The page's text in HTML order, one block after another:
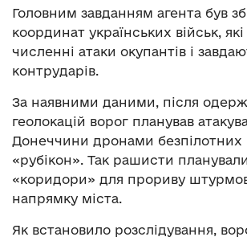
Головним завданням агента був
координат українських військ,
численні атаки окупантів і
контрударів.
За наявними даними, після
геолокацій ворог планував
Донеччини дронами безпілотних
«рубікон». Так рашисти
«коридори» для прориву
напрямку міста.
Як встановило розслідування,